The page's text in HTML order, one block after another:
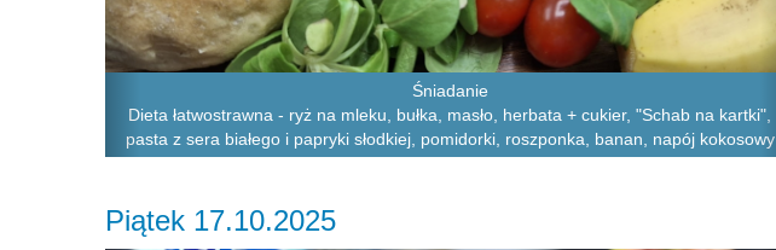
Śniadanie
Dieta łatwostrawna - ryż na mleku, bułka, masło, herbata + cukier, "Schab na kartki",
pasta z sera białego i papryki słodkiej, pomidorki, roszponka, banan, napój kokosowy
Piątek 17.10.2025